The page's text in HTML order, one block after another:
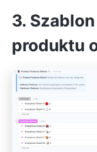
3.
produktu